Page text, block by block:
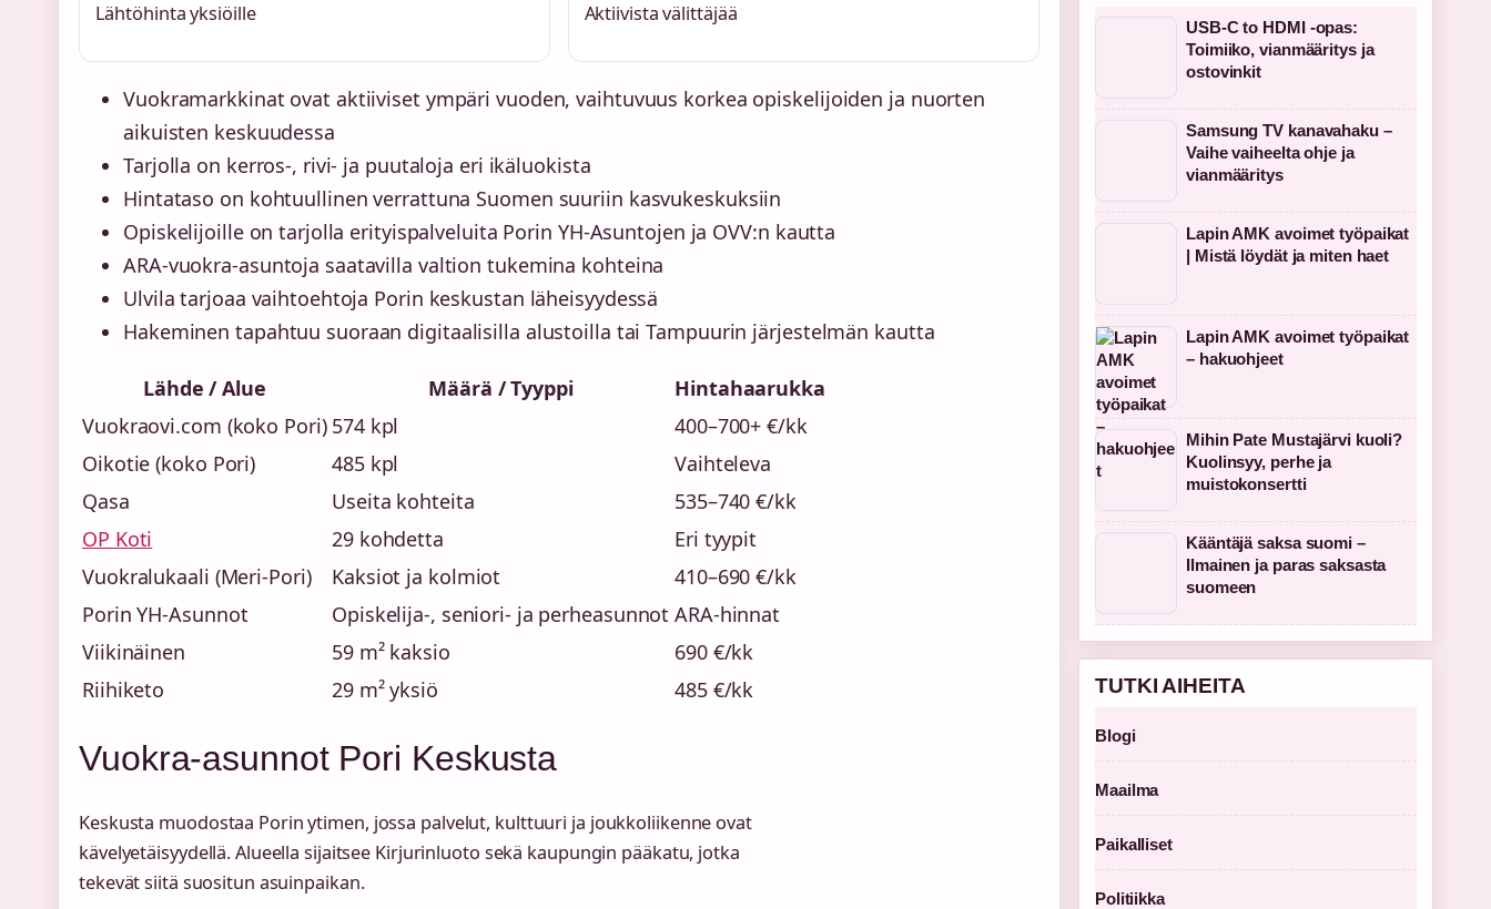
Lähtöhinta yksiöille Aktiivista välittäjää
Vuokramarkkinat ovat aktiiviset ympäri vuoden, vaihtuvuus korkea opiskelijoiden ja nuorten
aikuisten keskuudessa
Tarjolla on kerros-, rivi- ja puutaloja eri ikäluokista
Hintataso on kohtuullinen verrattuna Suomen suuriin kasvukeskuksiin
Opiskelijoille on tarjolla erityispalveluita Porin YH-Asuntojen ja OVV:n kautta
ARA-vuokra-asuntoja saatavilla valtion tukemina kohteina
Ulvila tarjoaa vaihtoehtoja Porin keskustan läheisyydessä
Hakeminen tapahtuu suoraan digitaalisilla alustoilla tai Tampuurin järjestelmän kautta
Lähde / Alue Määrä / Tyyppi
Hintahaarukka
Vuokraovi.com (koko Pori) 574 kpl
400–700+ €/kk
Oikotie (koko Pori)
485 kpl
Vaihteleva
Qasa
Useita kohteita
535–740 €/kk
OP Koti
29 kohdetta
Eri tyypit
Vuokralukaali (Meri-Pori)
Kaksiot ja kolmiot
410–690 €/kk
Porin YH-Asunnot
Opiskelija-, seniori- ja perheasunnot ARA-hinnat
Viikinäinen
59 m² kaksio
690 €/kk
Riihiketo
29 m² yksiö 485 €/kk
Vuokra-asunnot Pori Keskusta
Keskusta muodostaa Porin ytimen, jossa palvelut, kulttuuri ja joukkoliikenne ovat
kävelyetäisyydellä. Alueella sijaitsee Kirjurinluoto sekä kaupungin pääkatu, jotka
tekevät siitä suositun asuinpaikan.
USB-C to HDMI -opas:
Toimiiko, vianmääritys ja
ostovinkit
Samsung TV kanavahaku –
Vaihe vaiheelta ohje ja
vianmääritys
Lapin AMK avoimet työpaikat
| Mistä löydät ja miten haet
Lapin AMK avoimet työpaikat
– hakuohjeet
Mihin Pate Mustajärvi kuoli?
Kuolinsyy, perhe ja
muistokonsertti
Kääntäjä saksa suomi –
Ilmainen ja paras saksasta
suomeen
TUTKI AIHEITA
Blogi
Maailma
Paikalliset
Politiikka